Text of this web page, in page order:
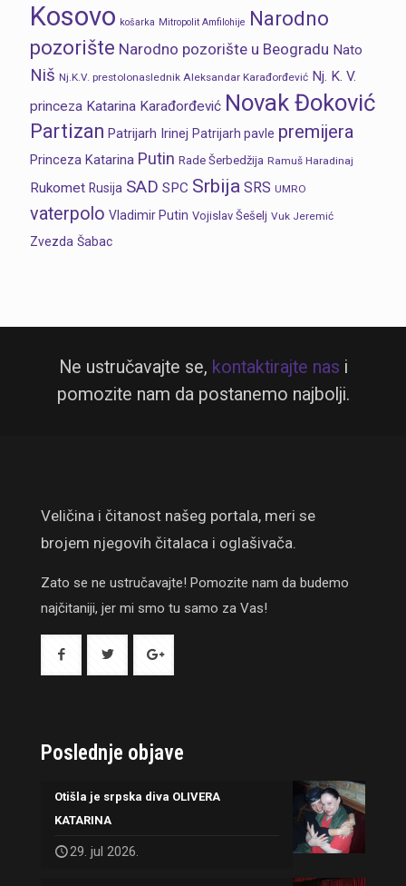
Kosovo košarka Mitropolit Amfilohije
Narodno
pozorište Narodno pozorište u Beogradu Nato
Niš Nj.K.V. prestolonaslednik Aleksandar Karađorđević Nj. K. V.
princeza Katarina Karađorđević Novak Đoković
Partizan Patrijarh Irinej Patrijarh pavle premijera
Princeza Katarina Putin Rade Šerbedžija Ramuš Haradinaj
Rukomet Rusija SAD SPC Srbija SRS UMRO
vaterpolo Vladimir Putin Vojislav Šešelj Vuk Jeremić
Zvezda Šabac
Ne ustručavajte se, kontaktirajte nas i
pomozite nam da postanemo najbolji.
Veličina i čitanost našeg portala, meri se
brojem njegovih čitalaca i oglašivača.
Zato se ne ustručavajte! Pomozite nam da budemo
najčitaniji, jer mi smo tu samo za Vas!
Poslednje objave
Otišla je srpska diva OLIVERA
KATARINA
29. jul 2026.